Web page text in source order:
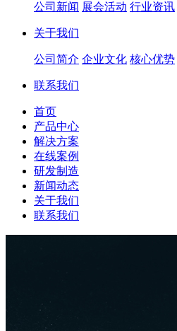
公司新闻 展会活动 行业资讯
关于我们
公司简介 企业文化 核心优势
联系我们
首页
产品中心
解决方案
在线案例
研发制造
新闻动态
关于我们
联系我们